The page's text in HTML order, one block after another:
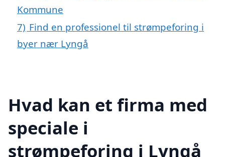
Kommune
7) Find en professionel til strømpeforing i
byer nær Lyngå
Hvad kan et firma med
speciale i
strømpeforing i Lyngå